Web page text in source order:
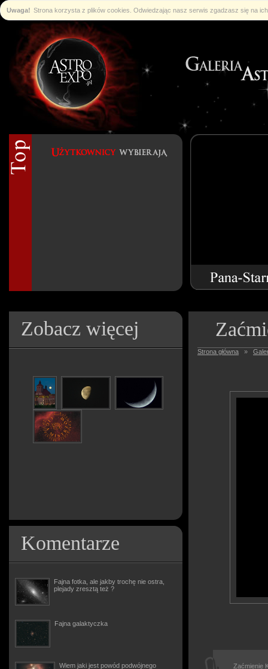
Uwaga! Strona korzysta z plików cookies. Odwiedzając nasz serwis zgadzasz się na
Zobacz więcej
Komentarze
Fajna fotka, ale jakby trochę nie ostra,
plejady zresztą też ?
Fajna galaktyczka
Wiem jaki jest powód podwójnego
Strona główna »
Zaćmienie